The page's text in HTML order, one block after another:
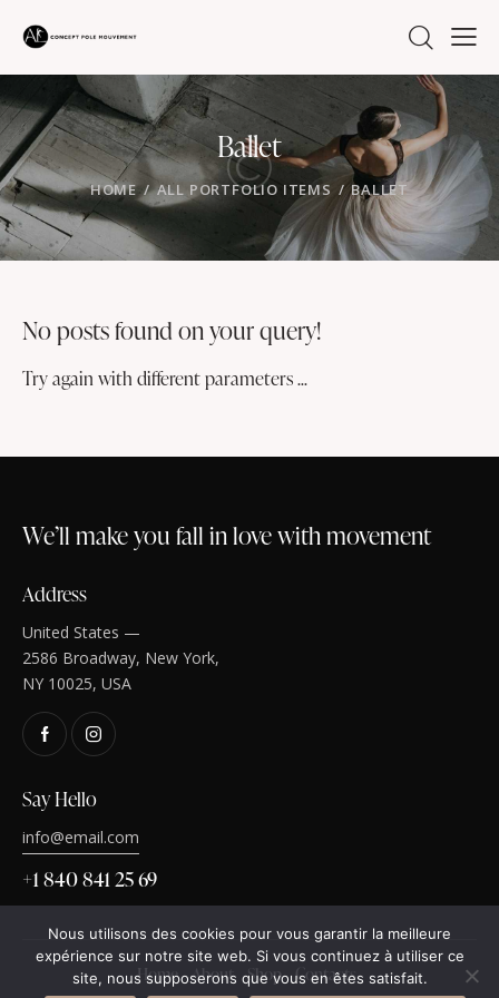
Ballet
HOME ALL PORTFOLIO ITEMS BALLET
No posts found on your query!
Try again with different parameters ...
We’ll make you fall in love with movement
Address
United States —
2586 Broadway, New York,
NY 10025, USA
Say Hello
info@email.com
+1 840 841 25 69
Home About Shop Contacts
Nous utilisons des cookies pour vous garantir la meilleure
expérience sur notre site web. Si vous continuez à utiliser ce
site, nous supposerons que vous en êtes satisfait.